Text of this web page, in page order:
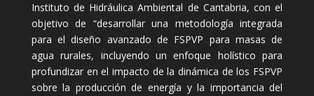
Instituto de Hidráulica Ambiental de Cantabria, con el
objetivo de “desarrollar una metodología integrada
para el diseño avanzado de FSPVP para masas de
agua rurales, incluyendo un enfoque holístico para
profundizar en el impacto de la dinámica de los FSPVP
sobre la producción de energía y la importancia del